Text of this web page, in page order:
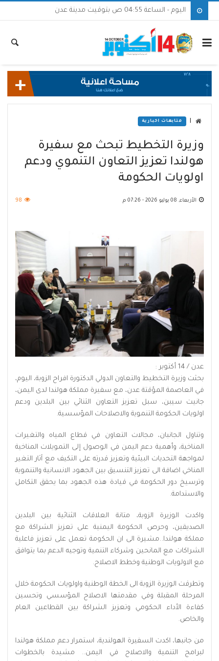
اليوم - الساعة 04:55 ص بتوقيت مدينة عدن
متابعات اخبارية
وزيرة التخطيط تبحث مع سفيرة
هولندا تعزيز التعاون التنموي ودعم
اولويات الحكومة
الأربعاء, 08 يوليو 2026 - 07:26 م 98
عدن / 14 أكتوبر :
بحثت وزيرة التخطيط والتعاون الدولي الدكتورة افراح الزوبة، اليوم،
في العاصمة المؤقتة عدن، مع سفيرة مملكة هولندا لدى اليمن،
جانيت سيبن، سبل تعزيز التعاون الثنائي بين البلدين ودعم
اولويات الحكومة التنموية والاصلاحات المؤسسية.
وتناول الجانبان، مجالات التعاون في قطاع المياه والتغيرات
المناخية، وأهمية دعم اليمن في الوصول إلى التمويلات المناخية
لمواجهة التحديات البيئية وتعزيز قدرته على التكيف مع آثار التغير
المناخي اضافة الى تعزيز التنسيق بين الجهود الانسانية والتنموية
وترسيخ دور الحكومة في قيادة هذه الجهود بما يحقق التكامل
والاستدامة.
واكدت الوزيرة الزوبة، متانة العلاقات الثنائية بين البلدين
الصديقين، وحرص الحكومة اليمنية على تعزيز الشراكة مع
مملكة هولندا..مشيرة الى ان الحكومة تعمل على تعزيز فاعلية
الشراكات مع المانحين وشركاء التنمية وتوجيه الدعم بما يتوافق
مع الاولويات الوطنية وخطط الاصلاح.
وتطرقت الوزيرة الزوبة الى الخطة الوطنية واولويات الحكومة خلال
المرحلة المقبلة وفي مقدمتها الاصلاح المؤسسي وتحسين
كفاءة الأداء الحكومي وتعزيز الشراكة بين القطاعين العام
والخاص.
من جانبها، اكدت السفيرة الهولندية، استمرار دعم مملكة هولندا
لبرامج التنمية والاصلاح في اليمن.. مشيدة بالخطوات